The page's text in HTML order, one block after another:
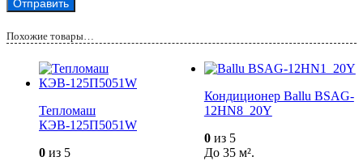
Похожие товары…
Тепломаш
КЭВ-125П5051W
0 из 5
Кондиционер Ballu BSAG-
12HN8_20Y
0из 5
До 35 м².